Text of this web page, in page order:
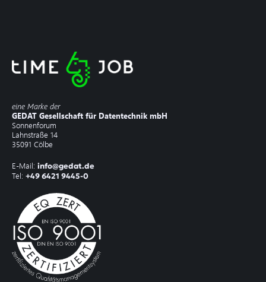
eine Marke der
GEDAT Gesellschaft für Datentechnik mbH
Sonnenforum
Lahnstraße 14
35091 Cölbe
E-Mail: info@gedat.de
Tel: +49 6421 9445-0